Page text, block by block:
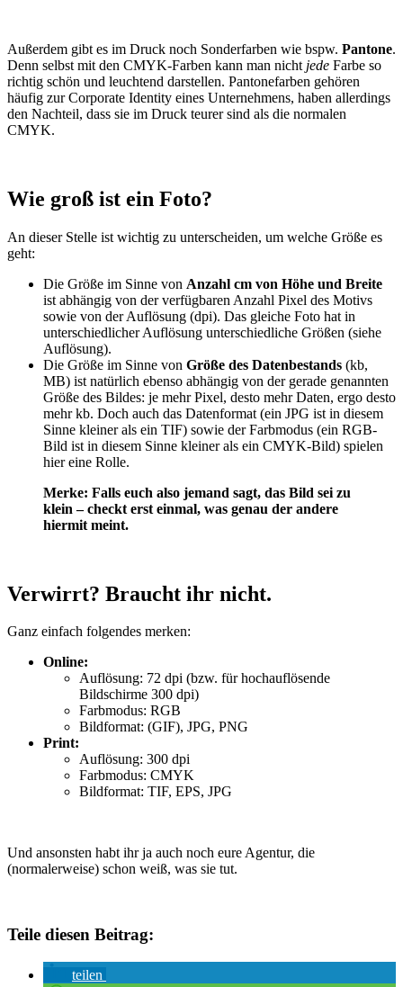
Außerdem gibt es im Druck noch Sonderfarben wie bspw. Pantone.
Denn selbst mit den CMYK-Farben kann man nicht jede Farbe so
richtig schön und leuchtend darstellen. Pantonefarben gehören
häufig zur Corporate Identity eines Unternehmens, haben allerdings
den Nachteil, dass sie im Druck teurer sind als die normalen
CMYK.
Wie groß ist ein Foto?
An dieser Stelle ist wichtig zu unterscheiden, um welche Größe es
geht:
Die Größe im Sinne von Anzahl cm von Höhe und Breite
ist abhängig von der verfügbaren Anzahl Pixel des Motivs
sowie von der Auflösung (dpi). Das gleiche Foto hat in
unterschiedlicher Auflösung unterschiedliche Größen (siehe
Auflösung).
Die Größe im Sinne von Größe des Datenbestands (kb,
MB) ist natürlich ebenso abhängig von der gerade genannten
Größe des Bildes: je mehr Pixel, desto mehr Daten, ergo desto
mehr kb. Doch auch das Datenformat (ein JPG ist in diesem
Sinne kleiner als ein TIF) sowie der Farbmodus (ein RGB-
Bild ist in diesem Sinne kleiner als ein CMYK-Bild) spielen
hier eine Rolle.
Merke: Falls euch also jemand sagt, das Bild sei zu
klein – checkt erst einmal, was genau der andere
hiermit meint.
Verwirrt? Braucht ihr nicht.
Ganz einfach folgendes merken:
Online:
Auflösung: 72 dpi (bzw. für hochauflösende
Bildschirme 300 dpi)
Farbmodus: RGB
Bildformat: (GIF), JPG, PNG
Print:
Auflösung: 300 dpi
Farbmodus: CMYK
Bildformat: TIF, EPS, JPG
Und ansonsten habt ihr ja auch noch eure Agentur, die
(normalerweise) schon weiß, was sie tut.
Teile diesen Beitrag:
teilen